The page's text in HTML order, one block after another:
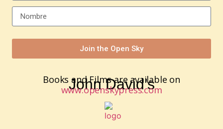
Join the Open Sky
John David’s
Books and Films are available on
www.openskypress.com